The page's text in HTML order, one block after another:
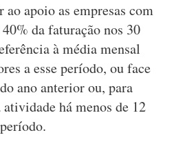
apoio as empresas com
da faturação nos 30
à média mensal
a esse período, ou face
ano anterior ou, para
há menos de 12